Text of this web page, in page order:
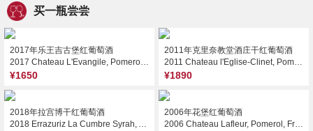
买一瓶尝尝
2017年乐王吉古堡红葡萄酒
2017 Chateau L'Evangile, Pomerol, France
¥1650
2011年克里奈教堂酒庄干红葡萄酒
2011 Chateau l'Eglise-Clinet, Pomerol, France
¥1890
2018年拉宫博干红葡萄酒
2018 Errazuriz La Cumbre Syrah, Aconcagua Valley, Chile
2006年花堡红葡萄酒
2006 Chateau Lafleur, Pomerol, France